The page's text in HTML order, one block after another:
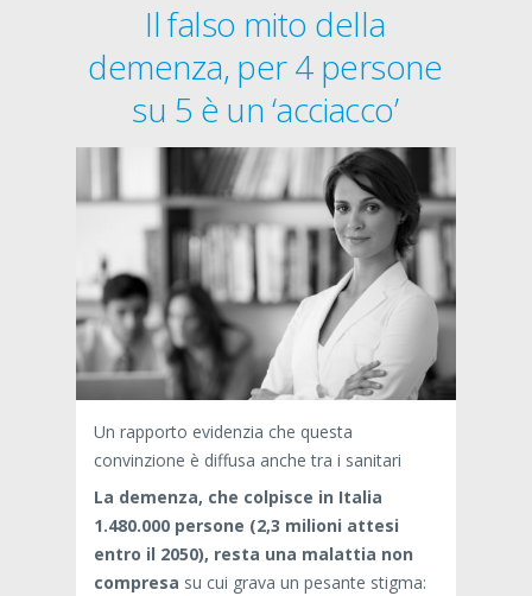
Il falso mito della
demenza, per 4 persone
su 5 è un ‘acciacco’
Un rapporto evidenzia che questa
convinzione è diffusa anche tra i sanitari
La demenza, che colpisce in Italia
1.480.000 persone (2,3 milioni attesi
entro il 2050), resta una malattia non
compresa su cui grava un pesante stigma: